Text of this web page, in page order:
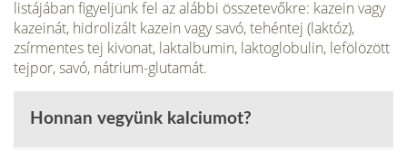
listájában figyel­jünk fel az alábbi összetevőkre: kazein vagy
kazeinát, hidrolizált kazein vagy savó, tehéntej (laktóz),
zsírmentes tej kivonat, laktalbumin, laktoglobulin, lefölözött
tej­por, savó, nátrium-glutamát.
Honnan vegyünk kalciumot?